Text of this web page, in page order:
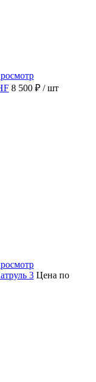
8 500 ₽ / шт
3 Цена по